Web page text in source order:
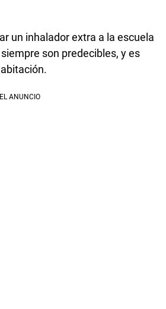
un inhalador extra a la escuela
son predecibles, y es